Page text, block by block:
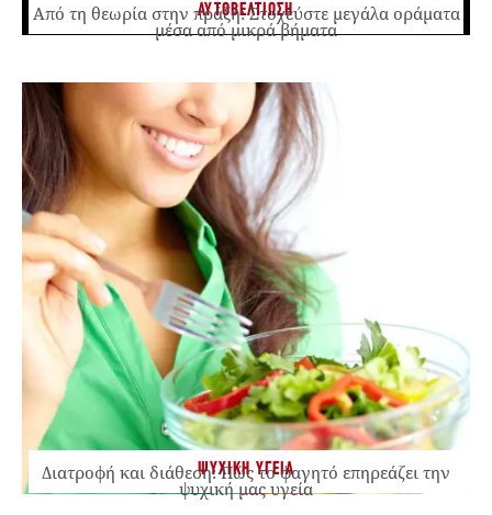
ΑΥΤΟΒΕΛΤΙΩΣΗ
Από τη θεωρία στην πράξη: Στοχεύστε μεγάλα οράματα
μέσα από μικρά βήματα
ΨΥΧΙΚΗ ΥΓΕΙΑ
Διατροφή και διάθεση: Πώς το φαγητό επηρεάζει την
ψυχική μας υγεία